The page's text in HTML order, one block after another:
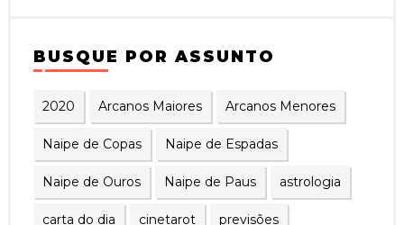
BUSQUE POR ASSUNTO
2020 Arcanos Maiores Arcanos Menores
Naipe de Copas Naipe de Espadas
Naipe de Ouros Naipe de Paus astrologia
carta do dia cinetarot previsões